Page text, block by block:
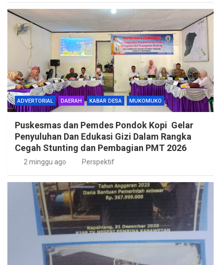
ADVERTORIAL DAERAH KABAR DESA MUKOMUKO
Puskesmas dan Pemdes Pondok Kopi Gelar
Penyuluhan Dan Edukasi Gizi Dalam Rangka
Cegah Stunting dan Pembagian PMT 2026
2 minggu ago Perspektif